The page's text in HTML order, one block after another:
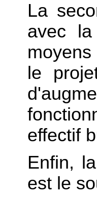
La
avec la
le
effectif
Enfin,
est le